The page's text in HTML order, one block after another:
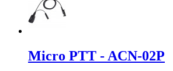
Micro PTT - ACN-02P